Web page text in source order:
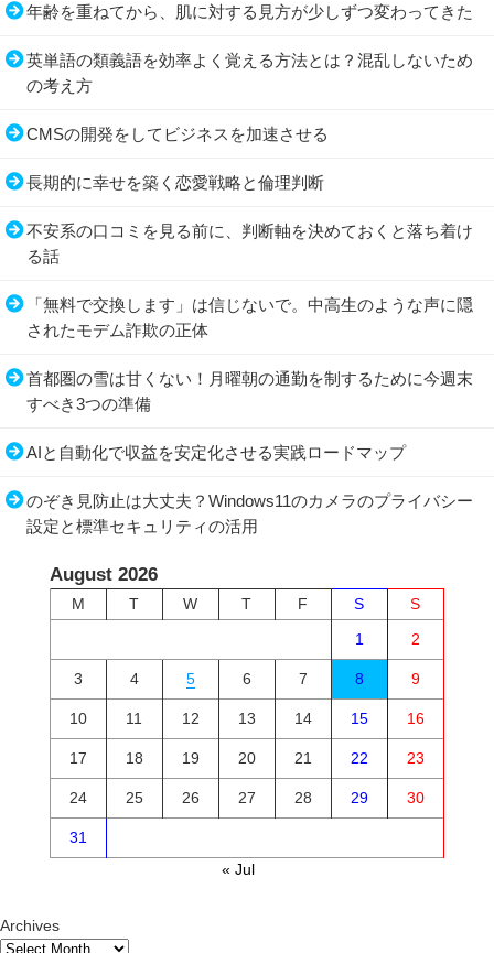
年齢を重ねてから、肌に対する見方が少しずつ変わってきた
英単語の類義語を効率よく覚える方法とは？混乱しないため
の考え方
CMSの開発をしてビジネスを加速させる
長期的に幸せを築く恋愛戦略と倫理判断
不安系の口コミを見る前に、判断軸を決めておくと落ち着け
る話
「無料で交換します」は信じないで。中高生のような声に隠
されたモデム詐欺の正体
首都圏の雪は甘くない！月曜朝の通勤を制するために今週末
すべき3つの準備
AIと自動化で収益を安定化させる実践ロードマップ
のぞき見防止は大丈夫？Windows11のカメラのプライバシー
設定と標準セキュリティの活用
August 2026
M T W T F S
S
1
2
3 4 5 6 7 8 9
10 11 12 13 14 15 16
17 18 19 20 21 22 23
24 25 26 27 28 29 30
31
« Jul
Archives